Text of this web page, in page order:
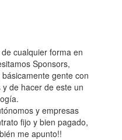
cualquier forma en
Sponsors,
gente con
de hacer de este un
y empresas
fijo y bien pagado,
me apunto!!